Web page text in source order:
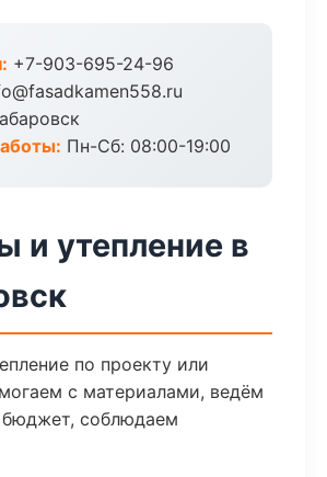
+7-903-695-24-96
Пн-Сб: 08:00-19:00
и утепление в
по проекту или
с материалами, ведём
соблюдаем